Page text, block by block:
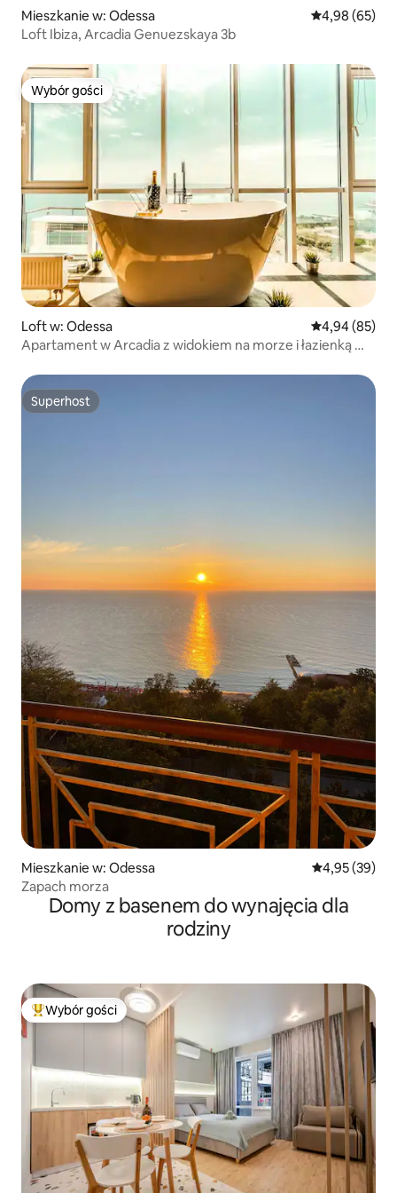
Mieszkanie w: Odessa Średnia
4,98 (65)
Loft Ibiza, Arcadia Genuezskaya 3b
Wybór gości
Wybór gości
Loft w: Odessa Średnia
4,94 (85)
Apartament w Arcadia z widokiem na morze i łazienką 🛁
Superhost
Superhost
Mieszkanie w: Odessa Średnia
4,95 (39)
Zapach morza
Domy z basenem do wynajęcia dla
rodziny
Najpopularniejsze z kategorii Wybór gości
Wybór gości